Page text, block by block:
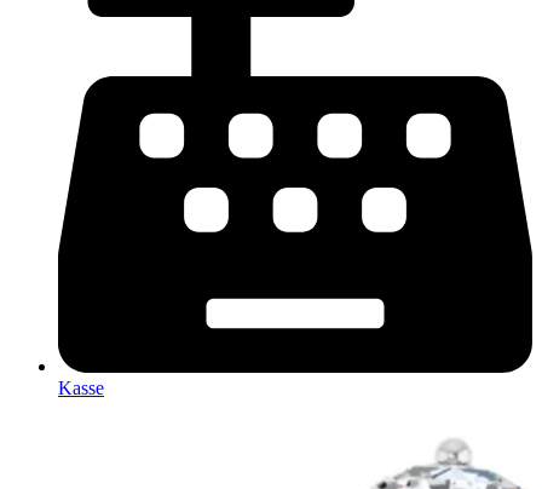
Kasse